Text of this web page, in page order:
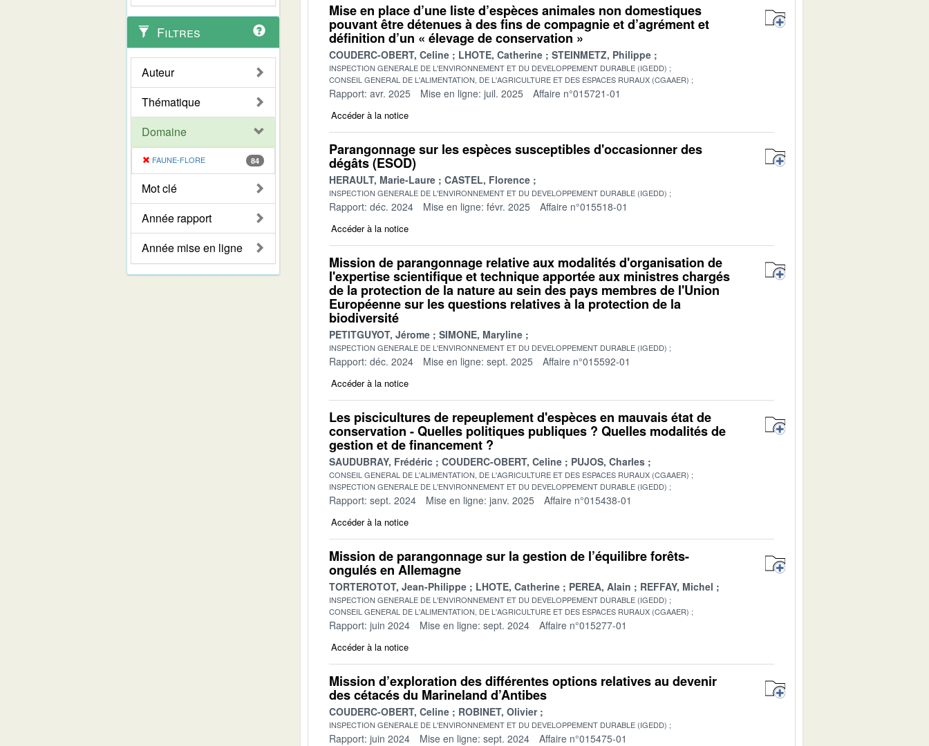
Filtres
Auteur
Thématique
Domaine
FAUNE-FLORE 84
Mot clé
Année rapport
Année mise en ligne
Mise en place d’une liste d’espèces animales non domestiques
pouvant être détenues à des fins de compagnie et d’agrément et
définition d’un « élevage de conservation »
COUDERC-OBERT, Celine LHOTE, Catherine STEINMETZ, Philippe
INSPECTION GENERALE DE L'ENVIRONNEMENT ET DU DEVELOPPEMENT DURABLE (IGEDD)
CONSEIL GENERAL DE L'ALIMENTATION, DE L'AGRICULTURE ET DES ESPACES RURAUX (CGAAER)
Rapport: avr. 2025 Mise en ligne: juil. 2025 Affaire n°015721-01
Accéder à la notice
Parangonnage sur les espèces susceptibles d'occasionner des
dégâts (ESOD)
HERAULT, Marie-Laure CASTEL, Florence
INSPECTION GENERALE DE L'ENVIRONNEMENT ET DU DEVELOPPEMENT DURABLE (IGEDD)
Rapport: déc. 2024 Mise en ligne: févr. 2025 Affaire n°015518-01
Accéder à la notice
Mission de parangonnage relative aux modalités d'organisation de
l'expertise scientifique et technique apportée aux ministres chargés
de la protection de la nature au sein des pays membres de l'Union
Européenne sur les questions relatives à la protection de la
biodiversité
PETITGUYOT, Jérome SIMONE, Maryline
INSPECTION GENERALE DE L'ENVIRONNEMENT ET DU DEVELOPPEMENT DURABLE (IGEDD)
Rapport: déc. 2024 Mise en ligne: sept. 2025 Affaire n°015592-01
Accéder à la notice
Les piscicultures de repeuplement d'espèces en mauvais état de
conservation - Quelles politiques publiques ? Quelles modalités de
gestion et de financement ?
SAUDUBRAY, Frédéric COUDERC-OBERT, Celine PUJOS, Charles
CONSEIL GENERAL DE L'ALIMENTATION, DE L'AGRICULTURE ET DES ESPACES RURAUX (CGAAER)
INSPECTION GENERALE DE L'ENVIRONNEMENT ET DU DEVELOPPEMENT DURABLE (IGEDD)
Rapport: sept. 2024 Mise en ligne: janv. 2025 Affaire n°015438-01
Accéder à la notice
Mission de parangonnage sur la gestion de l’équilibre forêts-
ongulés en Allemagne
TORTEROTOT, Jean-Philippe LHOTE, Catherine PEREA, Alain REFFAY, Michel
INSPECTION GENERALE DE L'ENVIRONNEMENT ET DU DEVELOPPEMENT DURABLE (IGEDD)
CONSEIL GENERAL DE L'ALIMENTATION, DE L'AGRICULTURE ET DES ESPACES RURAUX (CGAAER)
Rapport: juin 2024 Mise en ligne: sept. 2024 Affaire n°015277-01
Accéder à la notice
Mission d’exploration des différentes options relatives au devenir
des cétacés du Marineland d’Antibes
COUDERC-OBERT, Celine ROBINET, Olivier
INSPECTION GENERALE DE L'ENVIRONNEMENT ET DU DEVELOPPEMENT DURABLE (IGEDD)
Rapport: juin 2024 Mise en ligne: sept. 2024 Affaire n°015475-01